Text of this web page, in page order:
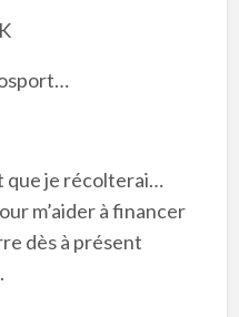
que je récolterai…
m’aider à financer
dès à présent